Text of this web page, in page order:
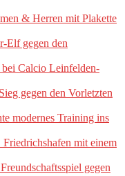
& Herren mit Plakette
Elf gegen den
Calcio Leinfelden-
gegen den Vorletzten
modernes Training ins
mit einem
gegen